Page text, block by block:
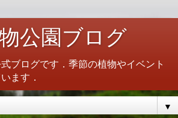
公園ブログ
ブログです．季節の植物やイベント
ます．
▼